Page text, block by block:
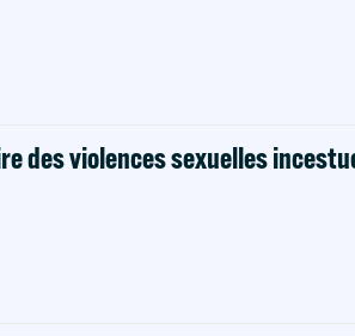
des violences sexuelles